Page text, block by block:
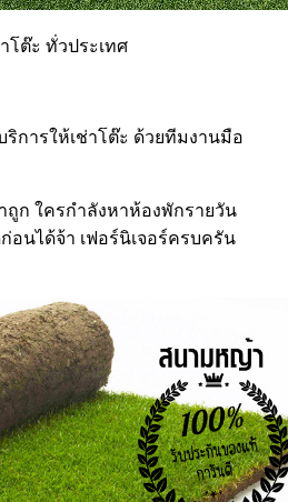
โต๊ะ ทั่วประเทศ
การให้เช่าโต๊ะ ด้วยทีมงานมือ
ถูก ใครกำลังหาห้องพักรายวัน
อนได้จ้า เฟอร์นิเจอร์ครบครัน